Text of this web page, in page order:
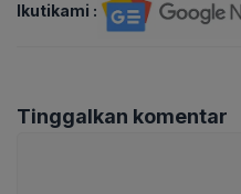
Ikutikami :
Tinggalkan komentar